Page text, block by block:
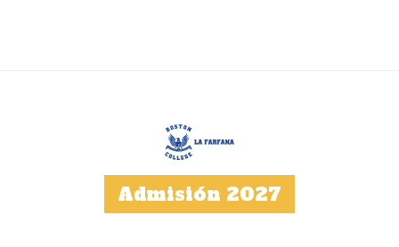
Admisión 2027